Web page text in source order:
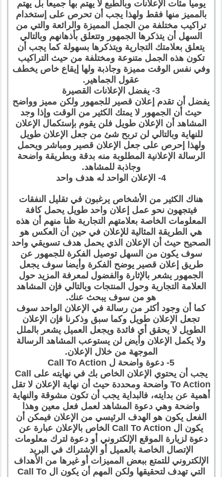
يوميا مئات الإعلانات وبالطبع لا يهتم بها جميعا بل يهتم
بالمميز منها فقط ولهذا يجب أن تحرص على إستخدام
تراكيب مختلفة من الجمل المميزة والرائعة والتي من
السهل أن يتذكرها الجمهور وتتعلق بأذهانهم وبالتالي
يتعلق بعلامتك التجارية ويتذكرها بسهولة كما يجب أن
تكون هذه الجمل متنوعة ومختلفة من حيث التراكيب
وفي نفس الوقت مميزة وجاذبة ولها إيقاع خاص يخطف
عقول الجماهير.
3- يفضل الإعلانات القصيرة
يفضل أن تقدم إعلان قصير للجمهور ولكن مميز وواضح
حيث أن الجمهور لا يمتك الكثير من الوقت وإذا وجد
المشاهد أن الإعلان طويل فلن يقوم بإستكمال الإعلان
للنهاية وبالتالي لن تربح شئ من جعل الإعلان طويل
ولهذا إحرص على جعل الإعلان قصير ومباشر ويحمل
الرسالة الإعلانية المطلوبة منه بدقة وبطريقة واضحة
وجاذبة للمشاهد.
4- الإعلان الواحد له هدف واحد
هناك الكثير من الأشخاص يرغبون في تقليل النفقات
فيتجهون نحو عمل إعلان واحد طويل يحمل كافة
المعلومات الخاصة بعلامتهم التجارية ظنا منهم أن هذه
هي الطريقة المثالية للإعلان في حين أن العكس هو
الصحيح حيث أن الإعلان الذي يحمل هدف تسويقي واحد
سوف يكون من السهل توصيل الفكرة للجمهور عن
طريق إعلان قصير يوضح الفكرة وأيضا سوف يجعل
الجمهور يشعر بالإثارة والفضول لمعرفة المزيد حول
العلامة التجارية وحول المنتجات وبالتالي فإن المشاهد
هو من سوف يبحث عنك.
كما أن وجود أكثر من رسالة في الإعلان الواحد سوف
تجعل الإعلان طويل وكما سبق وذكرنا فإن الإعلان
الطويل لا يحقق أي فائدة ويجعل العميل يشعر بالملل
ولا يكمل الإعلان وأيض لن يستوعب المشاهد الرسالة
الموجهة من خلال الإعلان.
5- دعوة واضحة ل Call To Action
يجب أن يحتوي الإعلان الخاص بك في نهايته على Call
To Action واضحة ومحددة حيث أن نهاية الإعلان لا تقل
أهمية عن بدايته، فالبداية يجب أن تكون مشوقة والنهاية
واضحة وهي دعوة المشاهد لعمل فعل معين وهذا
الفعل يكون هو الهدف الرئيسي من الإعلان فيمكن أن
يكون ال Call To Action الخاص بالإعلان عبارة عن
دعوة لزيارة الموقع الإلكتروني أو دعوة لترك معلومات
الإتصال الخاصة بالعميل أو الإشتراك في البريد
الإلكتروني للتمتع ببعض المميزات أو غيرها من الأهداف
التي تهدف لتحقيقها ولكن المهم أن يكون ال Call To